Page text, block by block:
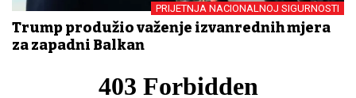
PRIJETNJA NACIONALNOJ SIGURNOSTI
Trump produžio važenje izvanrednih mjera
za zapadni Balkan